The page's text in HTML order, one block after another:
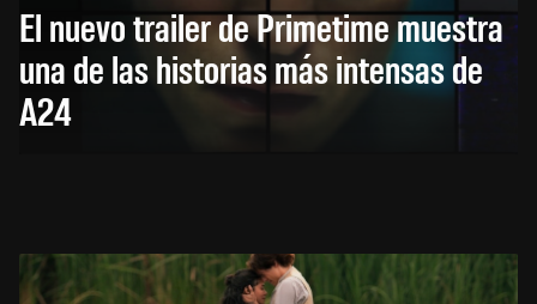
El nuevo trailer de Primetime muestra
una de las historias más intensas de
A24